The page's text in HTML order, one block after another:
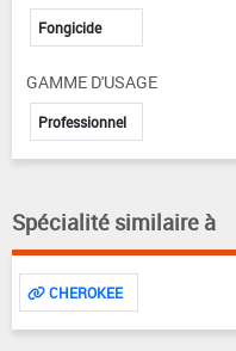
Fongicide
GAMME D'USAGE
Professionnel
Spécialité similaire à
CHEROKEE